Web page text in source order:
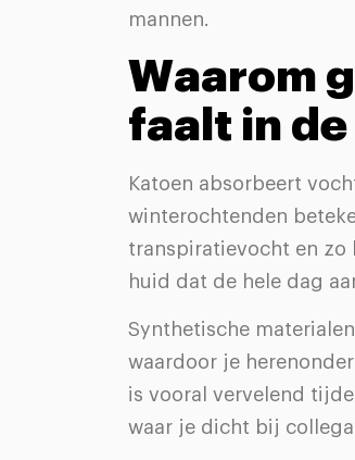
mannen.
Waarom
faalt in
Katoen absorbeert
winterochtenden
transpiratievocht en
huid dat de hele dag
Synthetische
waardoor je
is vooral vervelend
waar je dicht bij